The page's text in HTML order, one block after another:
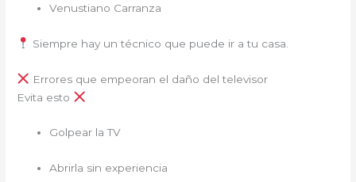
Venustiano Carranza
Siempre hay un técnico que puede ir a tu casa.
Errores que empeoran el daño del televisor
Evita esto
Golpear la TV
Abrirla sin experiencia